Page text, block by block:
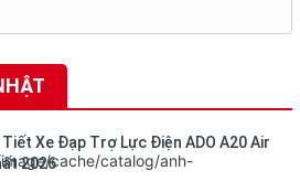
Tiết Xe Đạp Trợ Lực Điện ADO A20 Air
2026